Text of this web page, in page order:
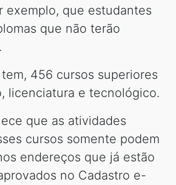
exemplo, que estudantes
que não terão
456 cursos superiores
licenciatura e tecnológico.
que as atividades
cursos somente podem
endereços que já estão
no Cadastro e-